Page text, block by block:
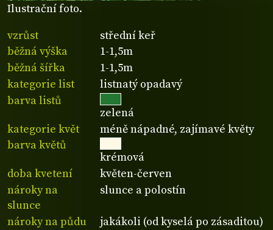
Ilustrační foto.
vzrůst
střední keř
běžná výška
1-1,5m
běžná šířka
1-1,5m
kategorie list
listnatý opadavý
barva listů
zelená
kategorie květ
méně nápadné, zajímavé květy
barva květů
krémová
doba kvetení
květen-červen
nároky na
slunce
slunce a polostín
nároky na půdu
jakákoli (od kyselá po zásaditou)